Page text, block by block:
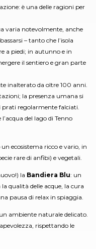
è una delle ragioni per
varia notevolmente, anche
– tanto che l’isola
a piedi; in autunno e in
il sentiero e gran parte
inalterato da oltre 100 anni.
la presenza umana si
regolarmente falciati.
del lago di Tenno
ecosistema ricco e vario, in
rare di anfibi) e vegetali.
la Bandiera Blu: un
qualità delle acque, la cura
pausa di relax in spiaggia.
ambiente naturale delicato.
rispettando le